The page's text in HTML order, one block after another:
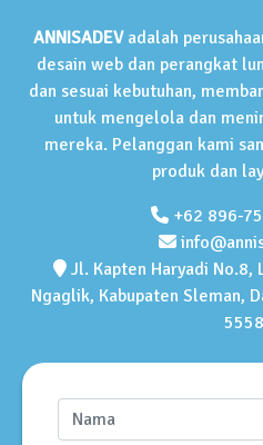
ANNISADEVadalah
desain web dan perangkat
dan sesuai kebutuhan,
untuk mengelola dan
mereka. Pelanggan kami
produk dan
+62 896-
Jl. Kapten Haryadi No.8,
Ngaglik, Kabupaten Sleman,